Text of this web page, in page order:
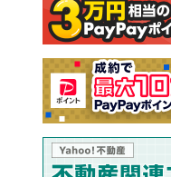
売却査定